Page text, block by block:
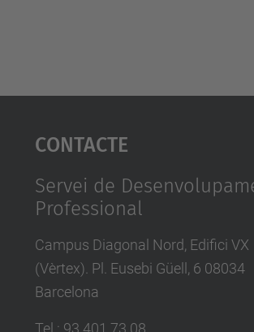
Contacte
Servei de
Professional
Campus Diagonal Nord, Edifici VX
(Vèrtex). Pl. Eusebi Güell, 6 08034
Barcelona
Tel. : 93 401 73 08